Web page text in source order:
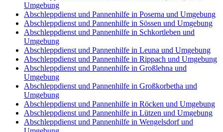
Umgebung
Abschleppdienst und Pannenhilfe in Poserna und Umgebung
Abschleppdienst und Pannenhilfe in Sössen und Umgebung
Abschleppdienst und Pannenhilfe in Schkortleben und
Umgebung
Abschleppdienst und Pannenhilfe in Leuna und Umgebung
Abschleppdienst und Pannenhilfe in Rippach und Umgebung
Abschleppdienst und Pannenhilfe in Großlehna und
Umgebung
Abschleppdienst und Pannenhilfe in Großkorbetha und
Umgebung
Abschleppdienst und Pannenhilfe in Röcken und Umgebung
Abschleppdienst und Pannenhilfe in Lützen und Umgebung
Abschleppdienst und Pannenhilfe in Wengelsdorf und